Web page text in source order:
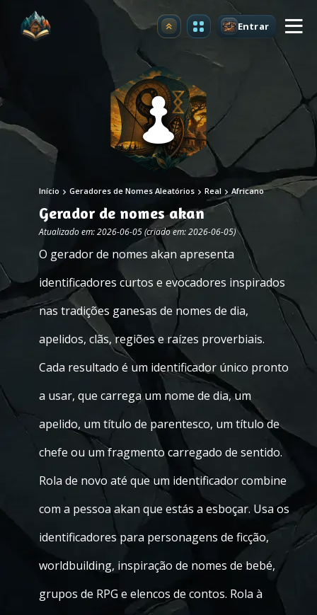
Atualizar Entrar
Início Geradores de Nomes Aleatórios Real Africano
Gerador de nomes akan
Atualizado em: 2026-06-05 (criado em: 2026-06-05)
O gerador de nomes akan apresenta
identificadores curtos e evocadores inspirados
nas tradições ganesas de nomes de dia,
apelidos, clãs, regiões e raízes proverbiais.
Cada resultado é um identificador único pronto
a usar, que carrega um nome de dia, um
apelido, um título de parentesco, um título de
chefe ou um fragmento carregado de sentido.
Rola de novo até que um identificador combine
com a pessoa akan que estás a esboçar. Usa os
identificadores para personagens de ficção,
worldbuilding, inspiração de nomes de bebé,
grupos de RPG e elencos de contos. Rola à